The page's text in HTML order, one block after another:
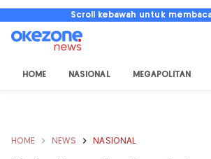
Scroll kebawah untuk
HOME NASIONAL MEGAPOLITAN
HOME NEWS NASIONAL